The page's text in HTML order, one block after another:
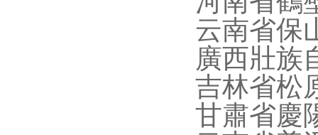
云南省保
廣西壯族
吉林省松
甘肅省慶